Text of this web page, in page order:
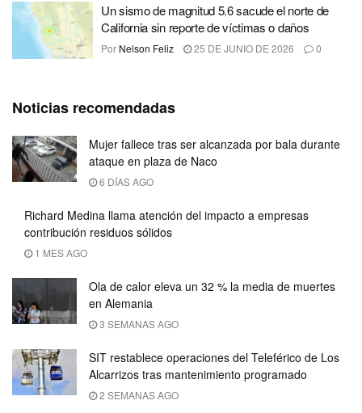
Un sismo de magnitud 5.6 sacude el norte de
California sin reporte de víctimas o daños
Por Nelson Feliz 25 DE JUNIO DE 2026 0
Noticias recomendadas
Mujer fallece tras ser alcanzada por bala durante
ataque en plaza de Naco
6 DÍAS AGO
Richard Medina llama atención del impacto a empresas
contribución residuos sólidos
1 MES AGO
Ola de calor eleva un 32 % la media de muertes
en Alemania
3 SEMANAS AGO
SIT restablece operaciones del Teleférico de Los
Alcarrizos tras mantenimiento programado
2 SEMANAS AGO